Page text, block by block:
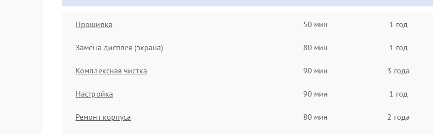
Прошивка 50 мин 1 год
Замена дисплея (экрана) 80 мин 1 год
Комплексная чистка 90 мин 3 года
Настройка 90 мин 1 год
Ремонт корпуса 80 мин 2 года